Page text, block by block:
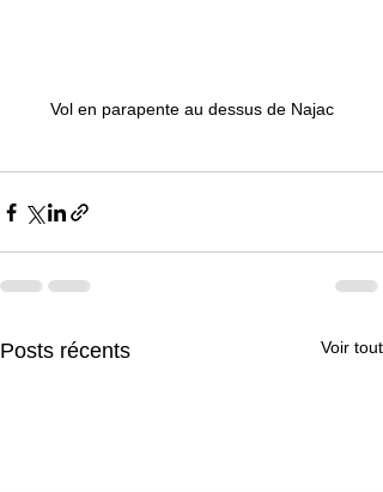
Vol en parapente au dessus de Najac
Posts récents Voir tout